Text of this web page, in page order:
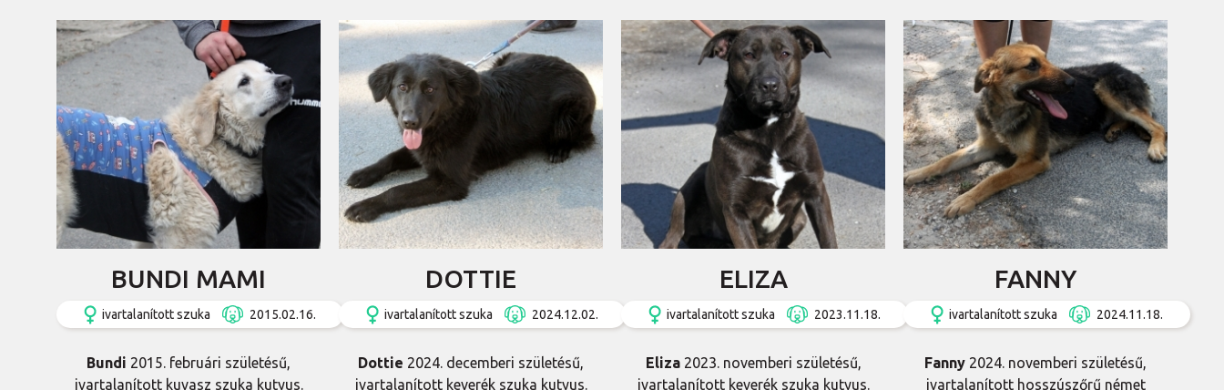
BUNDI MAMI
ivartalanított szuka 2015.02.16.
Bundi 2015. februári születésű,
ivartalanított kuvasz szuka kutyus.
DOTTIE
ivartalanított szuka 2024.12.02.
Dottie 2024. decemberi születésű,
ivartalanított keverék szuka kutyus.
ELIZA
ivartalanított szuka 2023.11.18.
Eliza 2023. novemberi születésű,
ivartalanított keverék szuka kutyus.
FANNY
ivartalanított szuka 2024.11.18.
Fanny 2024. novemberi születésű,
ivartalanított hosszúszőrű német